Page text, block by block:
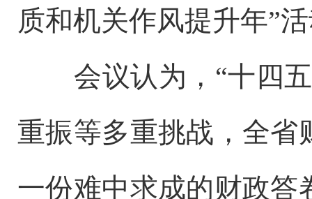
质和机关作风提升年”
会议认为，“十四
重振等多重挑战，全省
一份难中求成的财政答